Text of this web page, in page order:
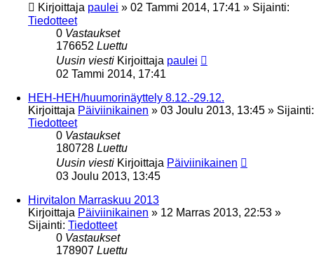
Kirjoittaja paulei » 02 Tammi 2014, 17:41 » Sijainti:
Tiedotteet
0 Vastaukset
176652 Luettu
Uusin viesti Kirjoittaja paulei
02 Tammi 2014, 17:41
HEH-HEH/huumorinäyttely 8.12.-29.12.
Kirjoittaja Päiviinikainen » 03 Joulu 2013, 13:45 » Sijainti:
Tiedotteet
0 Vastaukset
180728 Luettu
Uusin viesti Kirjoittaja Päiviinikainen
03 Joulu 2013, 13:45
Hirvitalon Marraskuu 2013
Kirjoittaja Päiviinikainen » 12 Marras 2013, 22:53 »
Sijainti: Tiedotteet
0 Vastaukset
178907 Luettu